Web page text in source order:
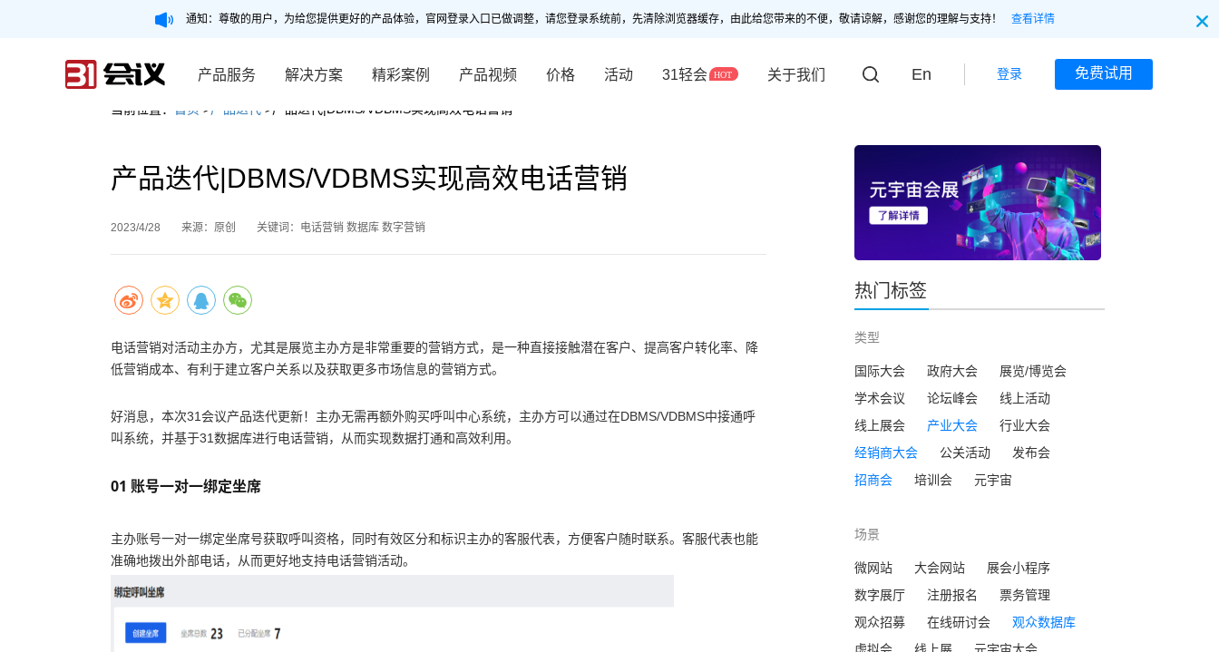
通知：尊敬的用户，为给您提供更好的产品体验，官网登录入口已做调整，请您登录系统前，先清除浏览器缓存，由此给您带来的不便，敬请谅解，感谢您的理解与支持！ 查看详情
产品服务 解决方案 精彩案例 产品视频 价格 活动 31轻会 关于我们 En 登录 免费试用
当前位置： 首页 > 产品迭代 >产品迭代|DBMS/VDBMS实现高效电话营销
产品迭代|DBMS/VDBMS实现高效电话营销
2023/4/28 来源：原创 关键词：电话营销 数据库 数字营销
电话营销对活动主办方，尤其是展览主办方是非常重要的营销方式，是一种直接接触潜在客户、提高客户转化率、降
低营销成本、有利于建立客户关系以及获取更多市场信息的营销方式。
好消息，本次31会议产品迭代更新！主办无需再额外购买呼叫中心系统，主办方可以通过在DBMS/VDBMS中接通呼
叫系统，并基于31数据库进行电话营销，从而实现数据打通和高效利用。
01 账号一对一绑定坐席
主办账号一对一绑定坐席号获取呼叫资格，同时有效区分和标识主办的客服代表，方便客户随时联系。客服代表也能
准确地拨出外部电话，从而更好地支持电话营销活动。
热门标签
类型
国际大会 政府大会
展览/博览会
学术会议
论坛峰会
线上活动
线上展会
产业大会
行业大会
经销商大会
公关活动
发布会
招商会
培训会 元宇宙
场景
微网站 大会网站
展会小程序
数字展厅
注册报名
票务管理
观众招募
在线研讨会
观众数据库